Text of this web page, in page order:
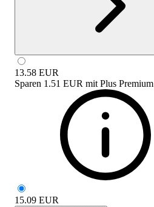
13.58 EUR
Sparen 1.51 EUR mit Plus Premium
15.09 EUR